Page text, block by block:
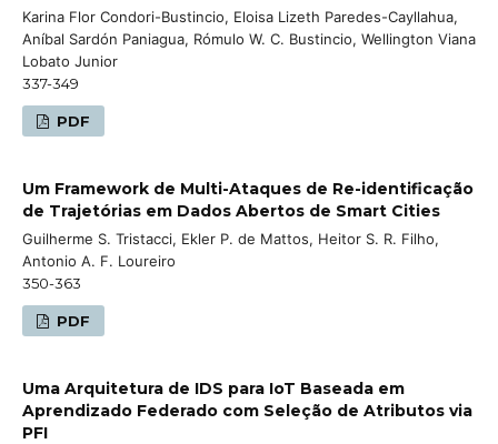
Karina Flor Condori-Bustincio, Eloisa Lizeth Paredes-Cayllahua,
Aníbal Sardón Paniagua, Rómulo W. C. Bustincio, Wellington Viana
Lobato Junior
337-349
PDF
Um Framework de Multi-Ataques de Re-identificação
de Trajetórias em Dados Abertos de Smart Cities
Guilherme S. Tristacci, Ekler P. de Mattos, Heitor S. R. Filho,
Antonio A. F. Loureiro
350-363
PDF
Uma Arquitetura de IDS para IoT Baseada em
Aprendizado Federado com Seleção de Atributos via
PFI